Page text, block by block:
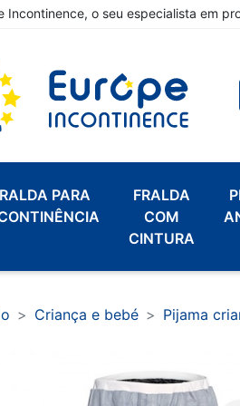
Incontinence, o seu especialista em
PARA
FRALDA
COM
CINTURA
Criança e bebé Pijama